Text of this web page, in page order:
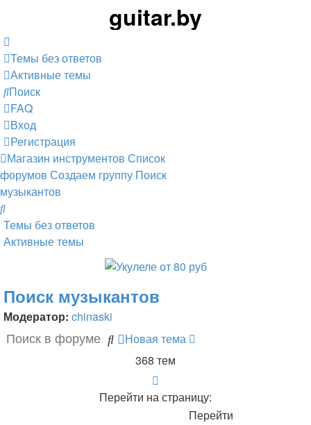
guitar.by
Темы без ответов
Активные темы
Поиск
FAQ
Вход
Регистрация
Магазин инструментов Список
форумов Создаем группу Поиск
музыкантов
Поиск
Темы без ответов
Активные темы
Поиск музыкантов
Модератор: chinaski
Новая тема
Поиск
Расширенный
поиск
368 тем
1
Перейти на страницу: